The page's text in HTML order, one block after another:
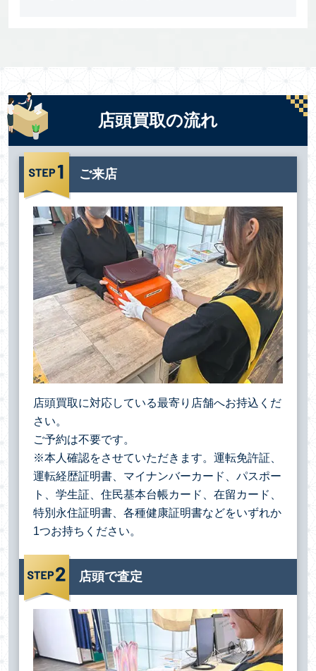
店頭買取の流れ
ご来店
店頭買取に対応している最寄り店舗へお持込くだ
さい。
ご予約は不要です。
※本人確認をさせていただきます。運転免許証、
運転経歴証明書、マイナンバーカード、パスポー
ト、学生証、住民基本台帳カード、在留カード、
特別永住証明書、各種健康証明書などをいずれか
1つお持ちください。
店頭で査定